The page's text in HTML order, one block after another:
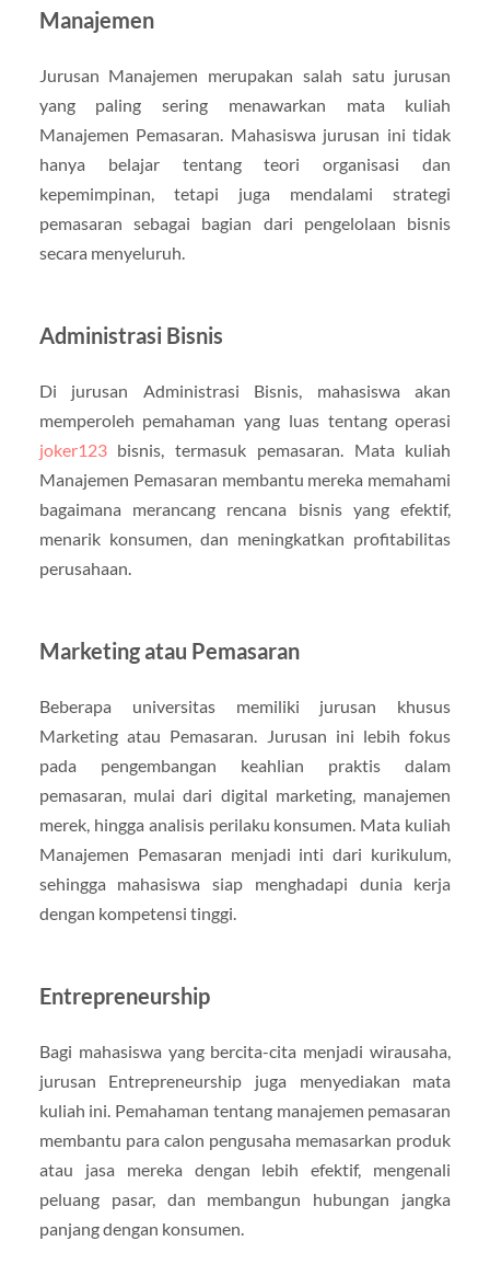
Manajemen
Jurusan Manajemen merupakan salah satu jurusan
yang paling sering menawarkan mata kuliah
Manajemen Pemasaran. Mahasiswa jurusan ini tidak
hanya belajar tentang teori organisasi dan
kepemimpinan, tetapi juga mendalami strategi
pemasaran sebagai bagian dari pengelolaan bisnis
secara menyeluruh.
Administrasi Bisnis
Di jurusan Administrasi Bisnis, mahasiswa akan
memperoleh pemahaman yang luas tentang operasi
joker123bisnis, termasuk pemasaran. Mata kuliah
Manajemen Pemasaran membantu mereka memahami
bagaimana merancang rencana bisnis yang efektif,
menarik konsumen, dan meningkatkan profitabilitas
perusahaan.
Marketing atau Pemasaran
Beberapa universitas memiliki jurusan khusus
Marketing atau Pemasaran. Jurusan ini lebih fokus
pada pengembangan keahlian praktis dalam
pemasaran, mulai dari digital marketing, manajemen
merek, hingga analisis perilaku konsumen. Mata kuliah
Manajemen Pemasaran menjadi inti dari kurikulum,
sehingga mahasiswa siap menghadapi dunia kerja
dengan kompetensi tinggi.
Entrepreneurship
Bagi mahasiswa yang bercita-cita menjadi wirausaha,
jurusan Entrepreneurship juga menyediakan mata
kuliah ini. Pemahaman tentang manajemen pemasaran
membantu para calon pengusaha memasarkan produk
atau jasa mereka dengan lebih efektif, mengenali
peluang pasar, dan membangun hubungan jangka
panjang dengan konsumen.